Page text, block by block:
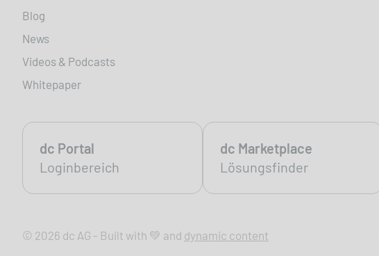
Blog
News
Videos & Podcasts
Whitepaper
dc Portal
Loginbereich
dc Marketplace
Lösungsfinder
© 2026 dc AG - Built with 💚 and dynamic content